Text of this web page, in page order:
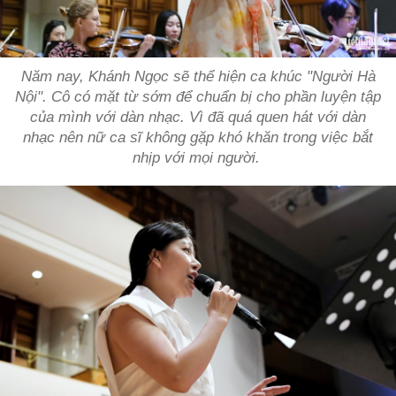
Năm nay, Khánh Ngọc sẽ thể hiện ca khúc "Người Hà
Nội". Cô có mặt từ sớm để chuẩn bị cho phần luyện tập
của mình với dàn nhạc. Vì đã quá quen hát với dàn
nhạc nên nữ ca sĩ không gặp khó khăn trong việc bắt
nhịp với mọi người.